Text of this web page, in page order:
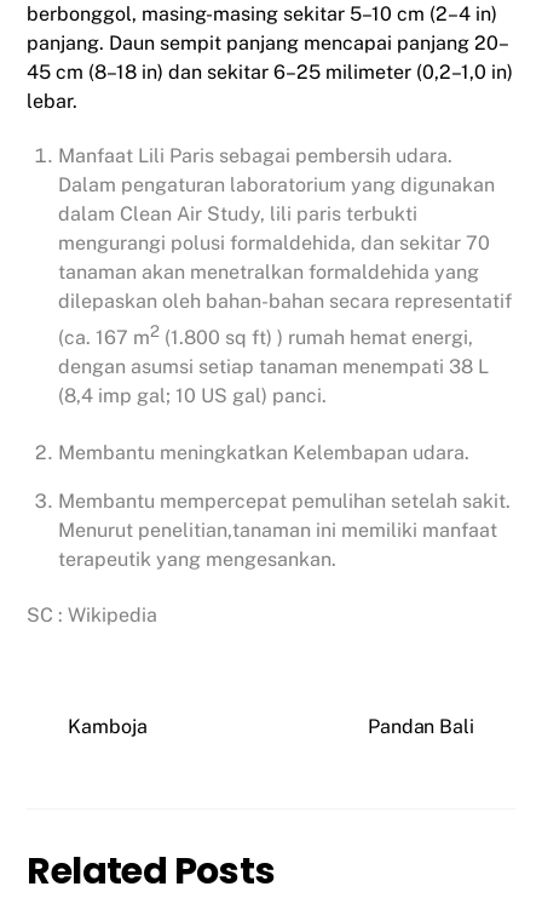
berbonggol, masing-masing sekitar 5–10 cm (2–4 in)
panjang. Daun sempit panjang mencapai panjang 20–
45 cm (8–18 in) dan sekitar 6–25 milimeter (0,2–1,0 in)
lebar.
Manfaat Lili Paris sebagai pembersih udara.
Dalam pengaturan laboratorium yang digunakan
dalam Clean Air Study, lili paris terbukti
mengurangi polusi formaldehida, dan sekitar 70
tanaman akan menetralkan formaldehida yang
dilepaskan oleh bahan-bahan secara representatif
(ca. 167 m2 (1.800 sq ft) ) rumah hemat energi,
dengan asumsi setiap tanaman menempati 38 L
(8,4 imp gal; 10 US gal) panci.
Membantu meningkatkan Kelembapan udara.
Membantu mempercepat pemulihan setelah sakit.
Menurut penelitian,tanaman ini memiliki manfaat
terapeutik yang mengesankan.
SC : Wikipedia
Kamboja Pandan Bali
Related Posts